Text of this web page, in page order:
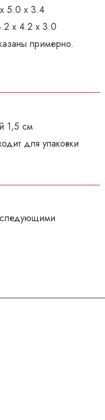
5.0 х 3.4
х 4.2 х 3.0
примерно.
1,5 см
для упаковки
следующими